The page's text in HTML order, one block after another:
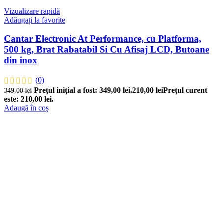
Vizualizare rapidă
Adăugați la favorite
Cantar Electronic At Performance, cu Platforma,
500 kg, Brat Rabatabil Si Cu Afisaj LCD, Butoane
din inox
(0)
349,00lei Prețul inițial a fost: 349,00 lei.210,00 leiPrețul curent
este: 210,00 lei.
Adaugă în coș